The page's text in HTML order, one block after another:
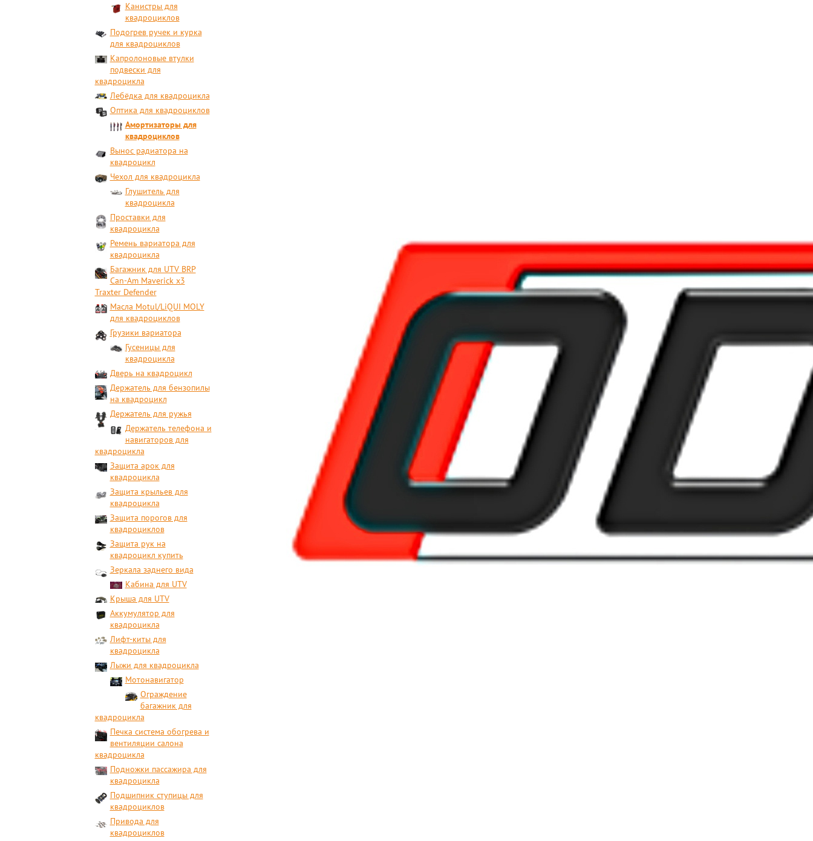
Канистры для
квадроциклов
Подогрев ручек и курка
для квадроциклов
Капролоновые втулки
подвески для
квадроцикла
Лебёдка для квадроцикла
Оптика для квадроциклов
Амортизаторы для
квадроциклов
Вынос радиатора на
квадроцикл
Чехол для квадроцикла
Глушитель для
квадроцикла
Проставки для
квадроцикла
Ремень вариатора для
квадроцикла
Багажник для UTV BRP
Can-Am Maverick x3
Traxter Defender
Масла Motul/LiQUI MOLY
для квадроциклов
Грузики вариатора
Гусеницы для
квадроцикла
Дверь на квадроцикл
Держатель для бензопилы
на квадроцикл
Держатель для ружья
Держатель телефона и
навигаторов для
квадроцикла
Защита арок для
квадроцикла
Защита крыльев для
квадроцикла
Защита порогов для
квадроциклов
Защита рук на
квадроцикл купить
Зеркала заднего вида
Кабина для UTV
Крыша для UTV
Аккумулятор для
квадроцикла
Лифт-киты для
квадроцикла
Лыжи для квадроцикла
Мотонавигатор
Ограждение
багажник для
квадроцикла
Печка система обогрева и
вентиляции салона
квадроцикла
Подножки пассажира для
квадроцикла
Подшипник ступицы для
квадроциклов
Привода для
квадроциклов